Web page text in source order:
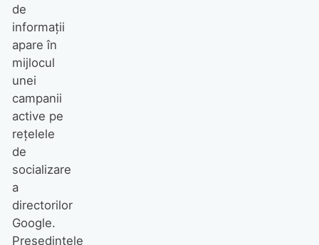
de
informații
apare în
mijlocul
unei
campanii
active pe
rețelele
de
socializare
a
directorilor
Google.
Președintele